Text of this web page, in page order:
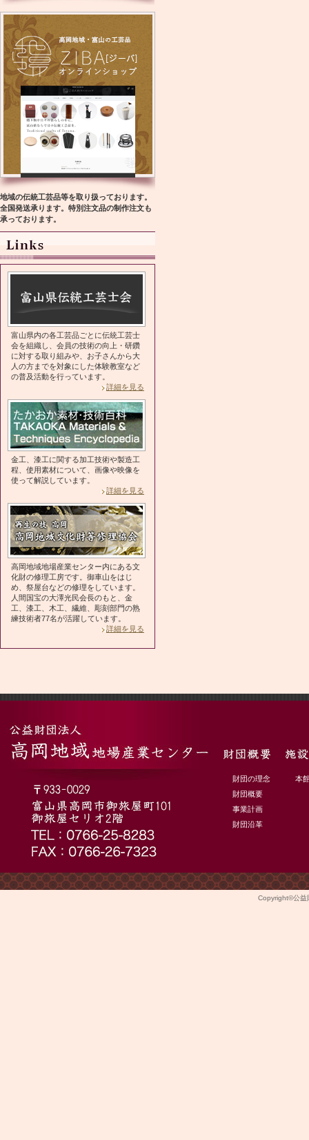
地域の伝統工芸品等を取り扱っております。
全国発送承ります。特別注文品の制作注文も
承っております。
富山県内の各工芸品ごとに伝統工芸士
会を組織し、会員の技術の向上・研鑽
に対する取り組みや、お子さんから大
人の方までを対象にした体験教室など
の普及活動を行っています。
詳細を見る
金工、漆工に関する加工技術や製造工
程、使用素材について、画像や映像を
使って解説しています。
詳細を見る
高岡地域地場産業センター内にある文
化財の修理工房です。御車山をはじ
め、祭屋台などの修理をしています。
人間国宝の大澤光民会長のもと、金
工、漆工、木工、繊維、彫刻部門の熟
練技術者77名が活躍しています。
詳細を見る
財団の理念
財団概要
事業計画
財団沿革
本
Copyright©公益